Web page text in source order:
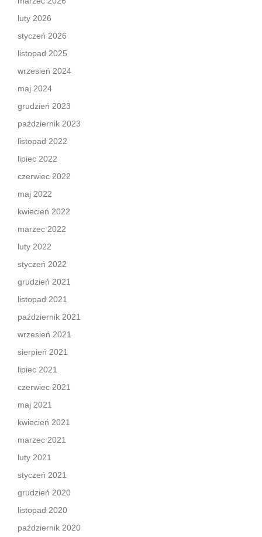
luty 2026
styczeń 2026
listopad 2025
wrzesień 2024
maj 2024
grudzień 2023
październik 2023
listopad 2022
lipiec 2022
czerwiec 2022
maj 2022
kwiecień 2022
marzec 2022
luty 2022
styczeń 2022
grudzień 2021
listopad 2021
październik 2021
wrzesień 2021
sierpień 2021
lipiec 2021
czerwiec 2021
maj 2021
kwiecień 2021
marzec 2021
luty 2021
styczeń 2021
grudzień 2020
listopad 2020
październik 2020